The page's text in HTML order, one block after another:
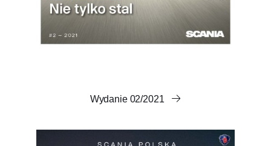
Wydanie 02/2021